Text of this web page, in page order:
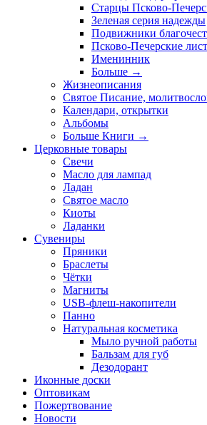
Старцы Псково-
Зеленая серия надежды
Подвижники
Псково-Печерские
Именинник
Больше →
Жизнеописания
Святое Писание,
Календари, открытки
Альбомы
Больше Книги →
Церковные товары
Свечи
Масло для лампад
Ладан
Святое масло
Киоты
Ладанки
Сувениры
Пряники
Браслеты
Чётки
Магниты
USB-флеш-накопители
Панно
Натуральная косметика
Мыло ручной работы
Бальзам для губ
Дезодорант
Иконные доски
Оптовикам
Пожертвование
Новости